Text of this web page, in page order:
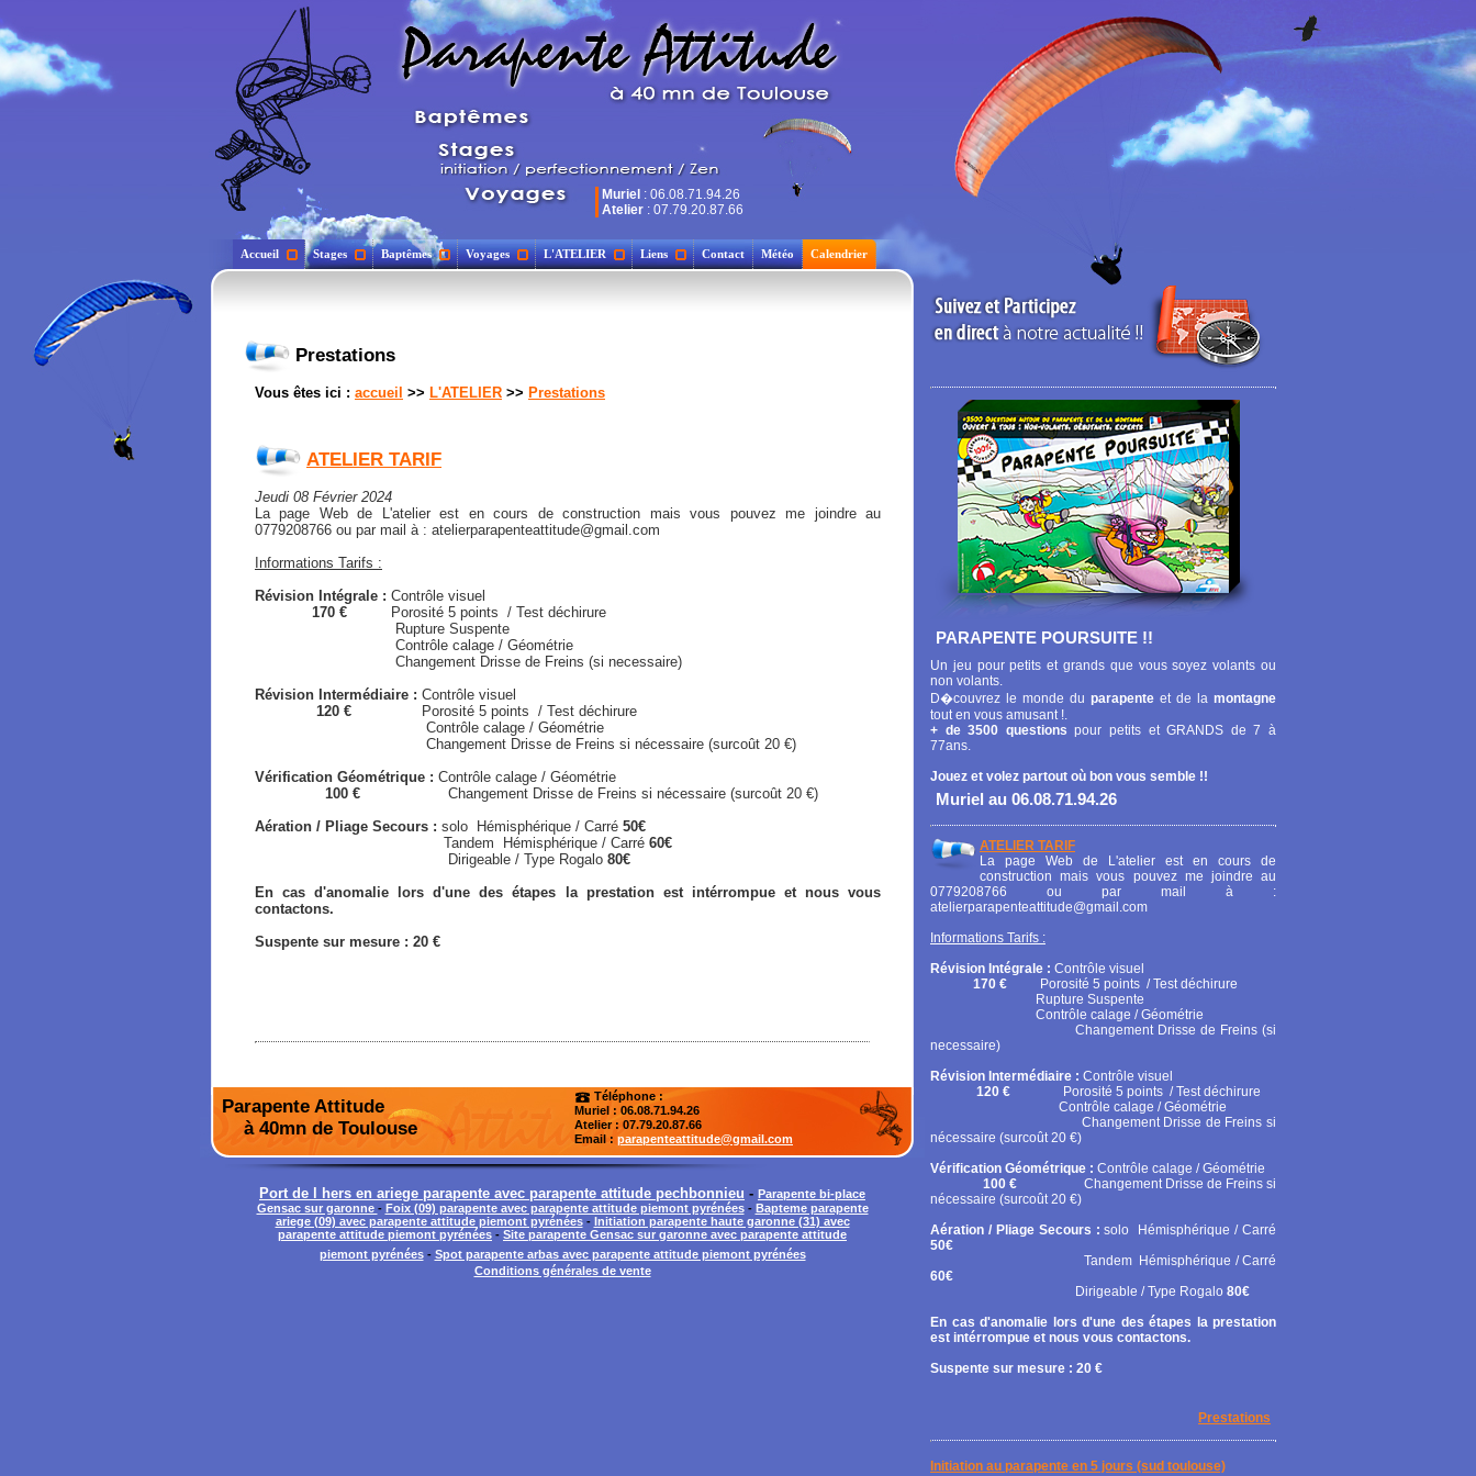
Muriel : 06.08.71.94.26
Atelier : 07.79.20.87.66
Accueil Stages Baptêmes Voyages L'ATELIER Liens Contact Météo Calendrier
Prestations
Vous êtes ici : accueil >> L'ATELIER >> Prestations
ATELIER TARIF
Jeudi 08 Février 2024
La page Web de L'atelier est en cours de construction mais vous pouvez me joindre au
0779208766 ou par mail à : atelierparapenteattitude@gmail.com
Informations Tarifs :
Révision Intégrale : Contrôle visuel
170 € Porosité 5 points / Test déchirure
Rupture Suspente
Contrôle calage / Géométrie
Changement Drisse de Freins (si necessaire)
Révision Intermédiaire : Contrôle visuel
120 € Porosité 5 points / Test déchirure
Contrôle calage / Géométrie
Changement Drisse de Freins si nécessaire (surcoût 20 €)
Vérification Géométrique : Contrôle calage / Géométrie
100 € Changement Drisse de Freins si nécessaire (surcoût 20 €)
Aération / Pliage Secours : solo Hémisphérique / Carré 50€
Tandem Hémisphérique / Carré 60€
Dirigeable / Type Rogalo 80€
En cas d'anomalie lors d'une des étapes la prestation est intérrompue et nous vous
contactons.
Suspente sur mesure : 20 €
Parapente Attitude
à 40mn de Toulouse
Téléphone :
Muriel : 06.08.71.94.26
Atelier: 07.79.20.87.66
Email : parapenteattitude@gmail.com
Port de l hers en ariege parapente avec parapente attitude pechbonnieu - Parapente bi-place
Gensac sur garonne - Foix (09) parapente avec parapente attitude piemont pyrénées- Bapteme parapente
ariege (09) avec parapente attitude piemont pyrénées- Initiation parapente haute garonne (31) avec
parapente attitude piemont pyrénées - Site parapente Gensac sur garonne avec parapente attitude
piemont pyrénées- Spot parapente arbas avec parapente attitude piemont pyrénées
Conditions générales de vente
PARAPENTE POURSUITE !!
Un jeu pour petits et grands que vous soyez volants ou
non volants.
D�couvrez le monde du parapente et de la montagne
tout en vous amusant !.
+ de 3500 questions pour petits et GRANDS de 7 à
77ans.
Jouez et volez partout où bon vous semble !!
Muriel au 06.08.71.94.26
ATELIER TARIF
La page Web de L'atelier est en cours de
construction mais vous pouvez me joindre au
0779208766 ou par mail à :
atelierparapenteattitude@gmail.com
Informations Tarifs :
Révision Intégrale : Contrôle visuel
170 € Porosité 5 points / Test déchirure
Rupture Suspente
Contrôle calage / Géométrie
Changement Drisse de Freins (si
necessaire)
Révision Intermédiaire : Contrôle visuel
120 € Porosité 5 points / Test déchirure
Contrôle calage / Géométrie
Changement Drisse de Freins si
nécessaire (surcoût 20 €)
Vérification Géométrique : Contrôle calage / Géométrie
100 € Changement Drisse de Freins si
nécessaire (surcoût 20 €)
Aération / Pliage Secours :solo
Hémisphérique / Carré
50€
Tandem Hémisphérique / Carré
60€
Dirigeable / Type Rogalo 80€
En cas d'anomalie lors d'une des étapes la prestation
est intérrompue et nous vous contactons.
Suspente sur mesure : 20 €
Prestations
Initiation au parapente en 5 jours (sud toulouse)